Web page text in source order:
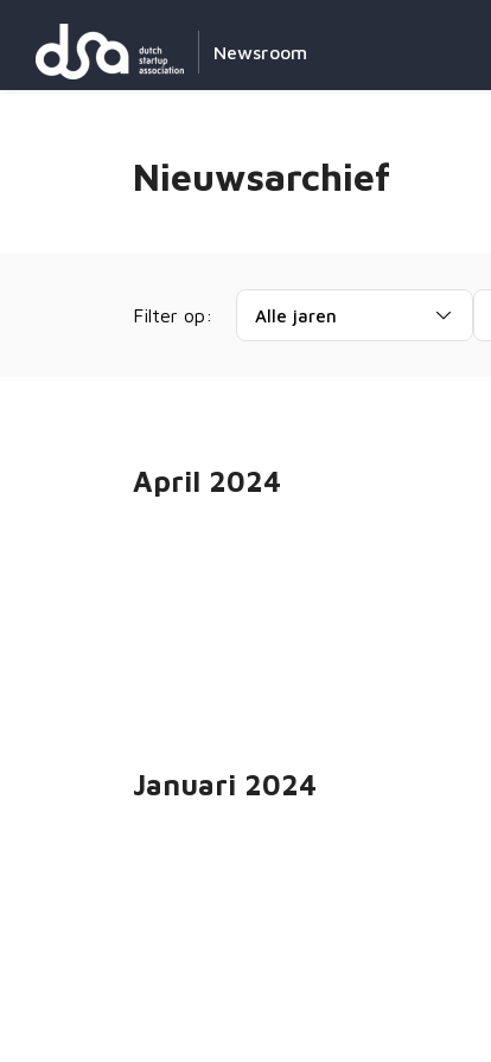
Newsroom
Nieuwsarchief
Filter op: Alle jaren
April 2024
Januari 2024